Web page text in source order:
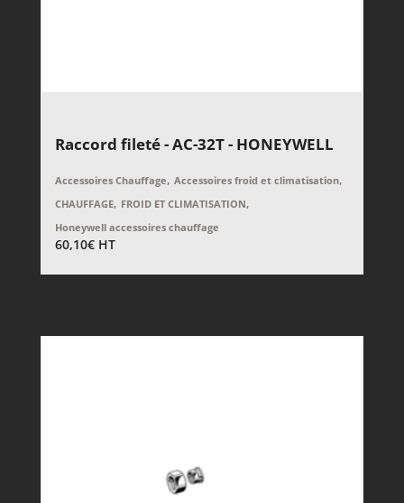
Raccord fileté - AC-32T - HONEYWELL
Accessoires Chauffage, Accessoires froid et climatisation,
CHAUFFAGE, FROID ET CLIMATISATION,
Honeywell accessoires chauffage
60,10€ HT